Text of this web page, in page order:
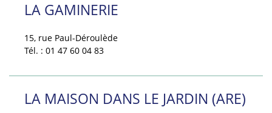
LA GAMINERIE
15, rue Paul-Déroulède
Tél. : 01 47 60 04 83
LA MAISON DANS LE JARDIN (ARE)